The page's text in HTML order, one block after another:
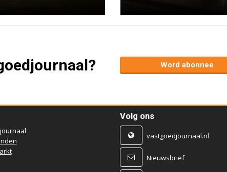
Word abonnee
Volg ons
vastgoedjournaal.nl
Nieuwsbrief